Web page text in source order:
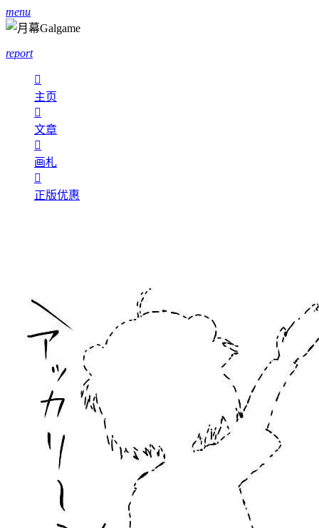
menu
report

主页

文章

画札

正版优惠